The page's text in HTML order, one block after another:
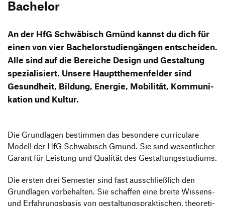
Bachelor
An der HfG Schwä­bisch Gmünd kannst du dich für
einen von vier Bache­lor­stu­di­en­gängen entscheiden.
Alle sind auf die Bereiche Design und Gestal­tung
spezia­li­siert. Unsere Haupt­the­men­felder sind
Gesund­heit, Bildung, Energie, Mobi­lität, Kommu­ni­
ka­tion und Kultur.
Die Grund­lagen bestimmen das beson­dere curri­cu­lare
Modell der HfG Schwä­bisch Gmünd. Sie sind wesent­li­cher
Garant für Leis­tung und Qualität des Gestaltungsstudiums.
Die ersten drei Semester sind fast ausschließ­lich den
Grund­lagen vorbe­halten. Sie schaffen eine breite Wissens-
und Erfah­rungs­basis von gestal­tungs­prak­ti­schen, theo­re­ti­